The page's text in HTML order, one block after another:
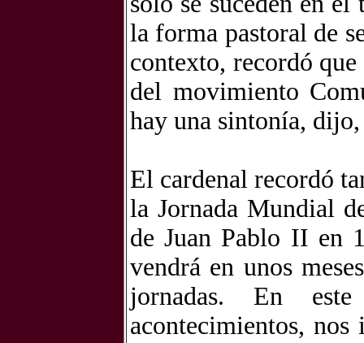
la forma pastoral de
contexto, recordó
del movimiento
hay una sintonía,
El cardenal recordó
la Jornada Mundial
de Juan Pablo II en
vendrá en unos
jornadas. En
acontecimientos,